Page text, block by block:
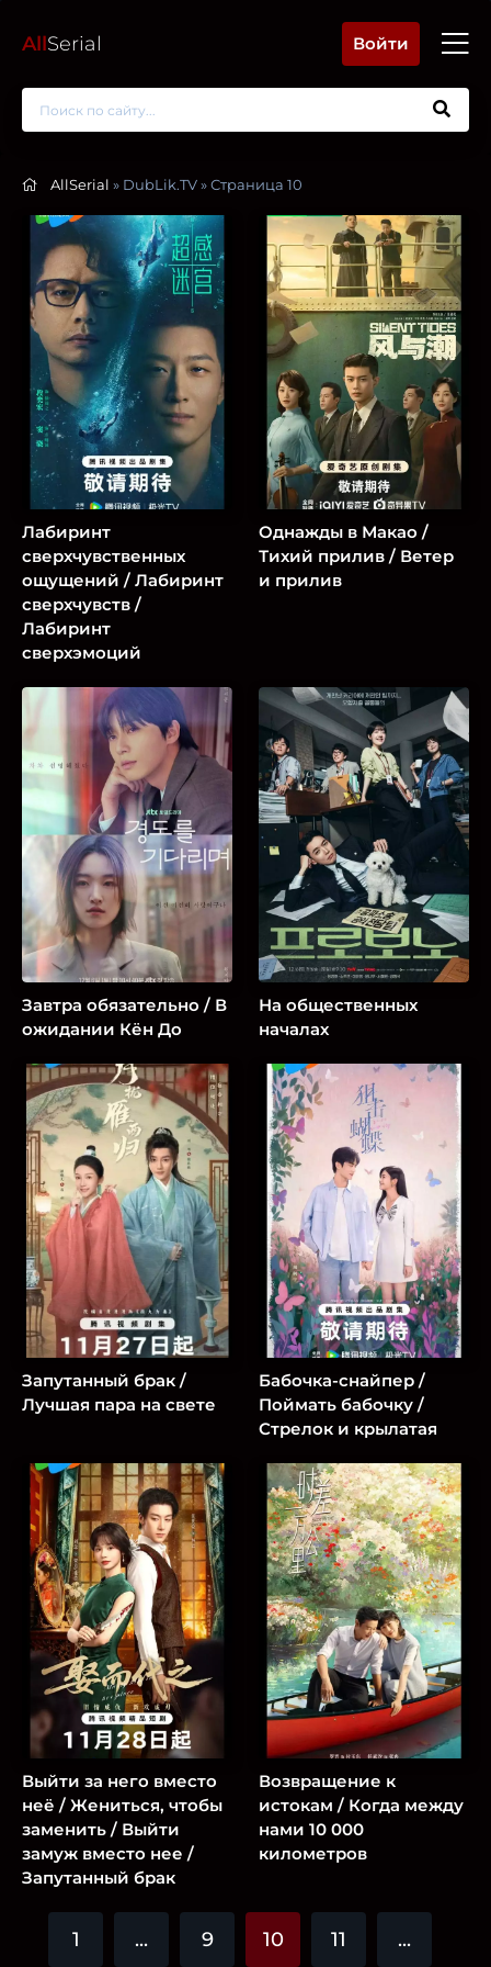
AllSerial Войти
AllSerial » DubLik.TV » Страница 10
Лабиринт
сверхчувственных
ощущений / Лабиринт
сверхчувств /
Лабиринт
сверхэмоций
Однажды в Макао /
Тихий прилив / Ветер
и прилив
Завтра обязательно / В
ожидании Кён До
На общественных
началах
Запутанный брак /
Лучшая пара на свете
Бабочка-снайпер /
Поймать бабочку /
Стрелок и крылатая
Выйти за него вместо
неё / Жениться, чтобы
заменить / Выйти
замуж вместо нее /
Запутанный брак
Возвращение к
истокам / Когда между
нами 10 000
километров
1 ... 9 10 11 ...